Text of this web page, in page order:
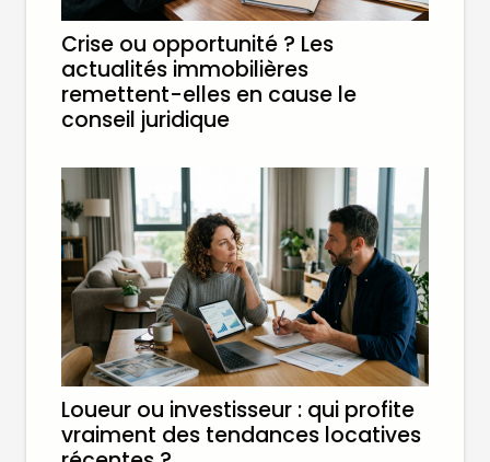
Crise ou opportunité ? Les
actualités immobilières
remettent-elles en cause le
conseil juridique
Loueur ou investisseur : qui profite
vraiment des tendances locatives